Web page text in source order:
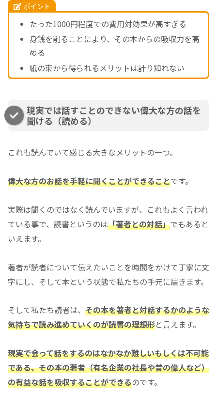
ポイント
たった1000円程度での費用対効果が高すぎる
身銭を削ることにより、その本からの吸収力を高
める
紙の束から得られるメリットは計り知れない
現実では話すことのできない偉大な方の話を
聞ける（読める）
これも読んでいて感じる大きなメリットの一つ。
偉大な方のお話を手軽に聞くことができることです。
実際は聞くのではなく読んでいますが、これもよく言われ
ている事で、読書というのは「著者との対話」でもあると
いえます。
著者が読者について伝えたいことを時間をかけて丁寧に文
字にし、そして本という状態で私たちの手元に届きます。
そして私たち読者は、 その本を著者と対話するかのような
気持ちで読み進めていくのが読書の理想形と言えます。
現実で会って話をするのはなかなか難しいもしくは不可能
である、その本の著者（有名企業の社長や昔の偉人など）
の有益な話を吸収することができるのです。